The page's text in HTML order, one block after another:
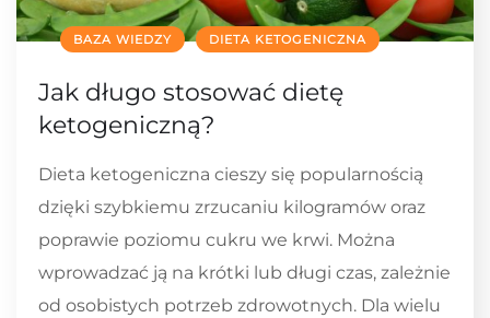
BAZA WIEDZY DIETA KETOGENICZNA
Jak długo stosować dietę
ketogeniczną?
Dieta ketogeniczna cieszy się popularnością
dzięki szybkiemu zrzucaniu kilogramów oraz
poprawie poziomu cukru we krwi. Można
wprowadzać ją na krótki lub długi czas, zależnie
od osobistych potrzeb zdrowotnych. Dla wielu